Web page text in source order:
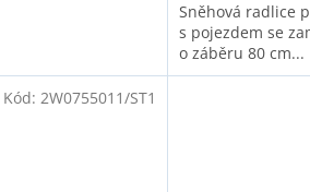
Sněhová radlice
s pojezdem se
o záběru 80 cm...
Kód: 2W0755011/ST1